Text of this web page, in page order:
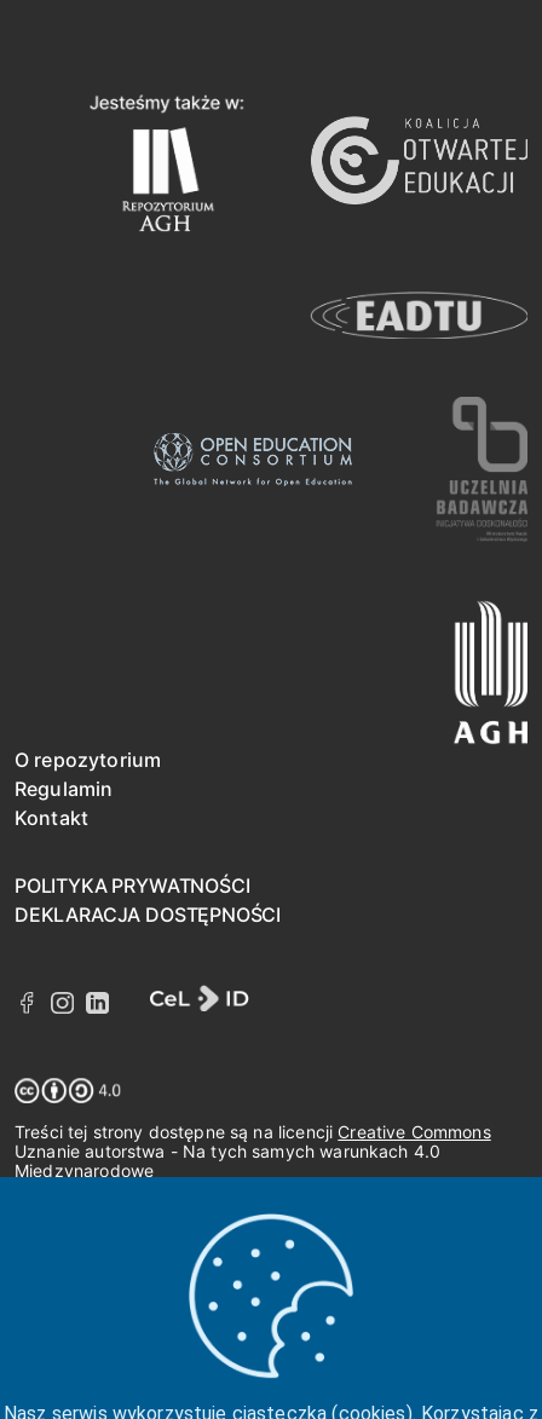
O repozytorium
Regulamin
Kontakt
POLITYKA PRYWATNOŚCI
DEKLARACJA DOSTĘPNOŚCI
Treści tej strony dostępne są na licencji Creative Commons
Uznanie autorstwa - Na tych samych warunkach 4.0
Międzynarodowe
Nasz serwis wykorzystuje ciasteczka (cookies). Korzystając z